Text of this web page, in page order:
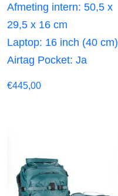
Afmeting intern: 50,5 x
29,5 x 16 cm
Laptop: 16 inch (40 cm)
Airtag Pocket: Ja
€445,00